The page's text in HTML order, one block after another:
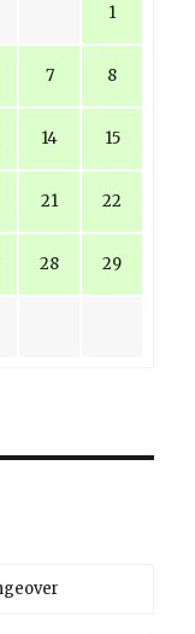
1
7 8
14 15
21 22
28 29